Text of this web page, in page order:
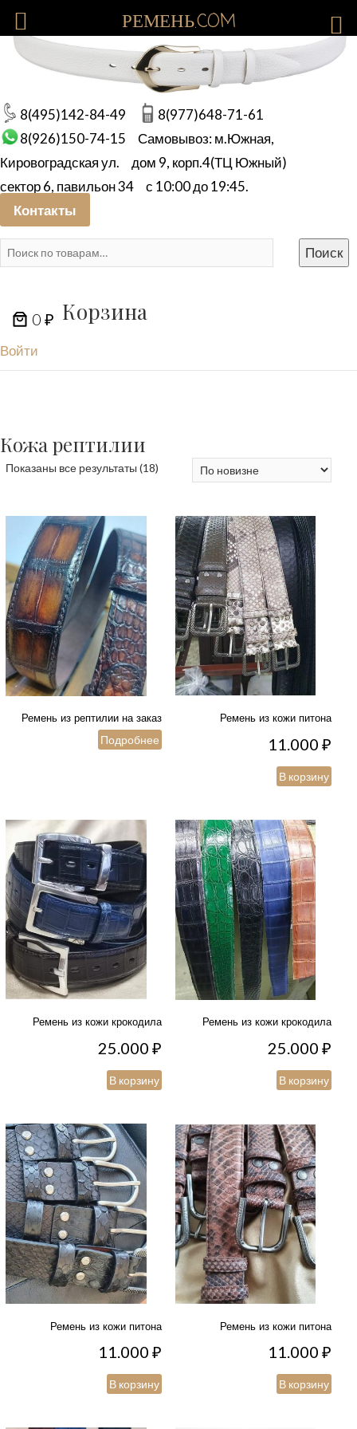
8(495)142-84-49
8(977)648-71-61
8(926)150-74-15
Самовывоз: м.Южная,
Кировоградская ул.
дом 9, корп.4(ТЦ Южный)
сектор 6, павильон 34
с 10:00 до 19:45.
Контакты
Искать:
Поиск
0 ₽
Войти
Корзина
Кожа рептилии
Показаны все результаты (18) Сортировка:
Ремень из рептилии на заказ
Подробнее
Ремень из кожи питона
11.000₽
В корзину
Ремень из кожи крокодила
25.000₽
В корзину
Ремень из кожи крокодила
25.000₽
В корзину
Ремень из кожи питона
11.000₽
В корзину
Ремень из кожи питона
11.000₽
В корзину
РЕМЕНЬ.COM